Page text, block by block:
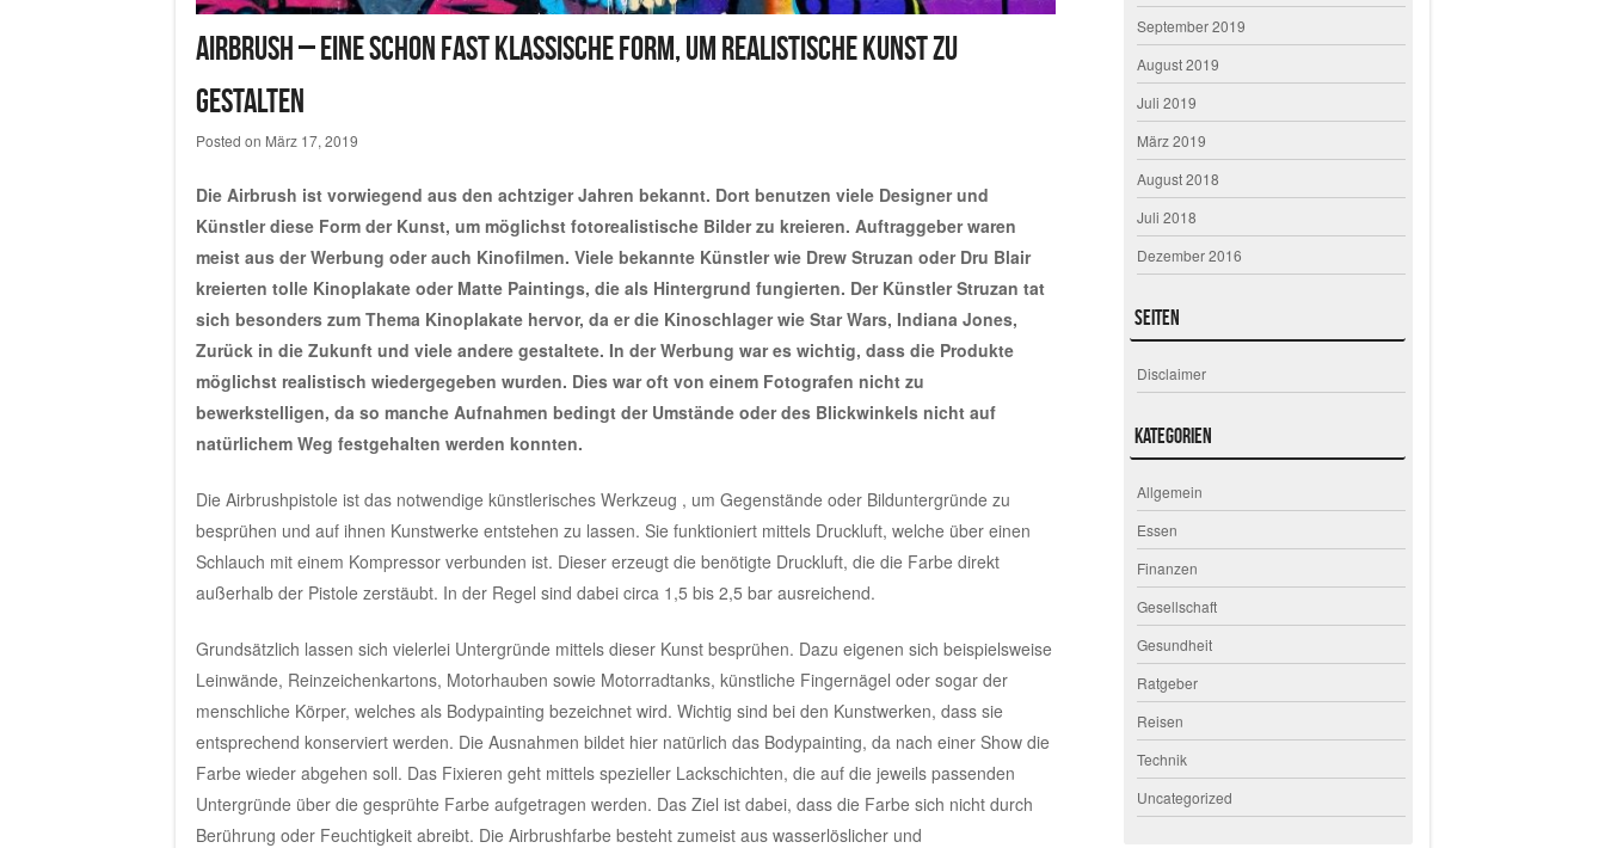
Airbrush – eine schon fast klassische Form, um realistische Kunst zu
gestalten
Posted on März 17, 2019
Die Airbrush ist vorwiegend aus den achtziger Jahren bekannt. Dort benutzen viele Designer und
Künstler diese Form der Kunst, um möglichst fotorealistische Bilder zu kreieren. Auftraggeber waren
meist aus der Werbung oder auch Kinofilmen. Viele bekannte Künstler wie Drew Struzan oder Dru Blair
kreierten tolle Kinoplakate oder Matte Paintings, die als Hintergrund fungierten. Der Künstler Struzan tat
sich besonders zum Thema Kinoplakate hervor, da er die Kinoschlager wie Star Wars, Indiana Jones,
Zurück in die Zukunft und viele andere gestaltete. In der Werbung war es wichtig, dass die Produkte
möglichst realistisch wiedergegeben wurden. Dies war oft von einem Fotografen nicht zu
bewerkstelligen, da so manche Aufnahmen bedingt der Umstände oder des Blickwinkels nicht auf
natürlichem Weg festgehalten werden konnten.
Die Airbrushpistole ist das notwendige künstlerisches Werkzeug , um Gegenstände oder Bilduntergründe zu
besprühen und auf ihnen Kunstwerke entstehen zu lassen. Sie funktioniert mittels Druckluft, welche über einen
Schlauch mit einem Kompressor verbunden ist. Dieser erzeugt die benötigte Druckluft, die die Farbe direkt
außerhalb der Pistole zerstäubt. In der Regel sind dabei circa 1,5 bis 2,5 bar ausreichend.
Grundsätzlich lassen sich vielerlei Untergründe mittels dieser Kunst besprühen. Dazu eigenen sich beispielsweise
Leinwände, Reinzeichenkartons, Motorhauben sowie Motorradtanks, künstliche Fingernägel oder sogar der
menschliche Körper, welches als Bodypainting bezeichnet wird. Wichtig sind bei den Kunstwerken, dass sie
entsprechend konserviert werden. Die Ausnahmen bildet hier natürlich das Bodypainting, da nach einer Show die
Farbe wieder abgehen soll. Das Fixieren geht mittels spezieller Lackschichten, die auf die jeweils passenden
Untergründe über die gesprühte Farbe aufgetragen werden. Das Ziel ist dabei, dass die Farbe sich nicht durch
Berührung oder Feuchtigkeit abreibt. Die Airbrushfarbe besteht zumeist aus wasserlöslicher und
September 2019
August 2019
Juli 2019
März 2019
August 2018
Juli 2018
Dezember 2016
Seiten
Disclaimer
Kategorien
Allgemein
Essen
Finanzen
Gesellschaft
Gesundheit
Ratgeber
Reisen
Technik
Uncategorized